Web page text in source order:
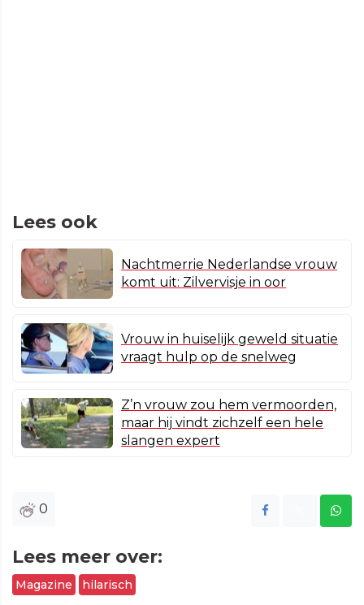
Lees ook
Nachtmerrie Nederlandse vrouw
komt uit: Zilvervisje in oor
Vrouw in huiselijk geweld situatie
vraagt hulp op de snelweg
Z’n vrouw zou hem vermoorden,
maar hij vindt zichzelf een hele
slangen expert
0
Lees meer over:
Magazine hilarisch